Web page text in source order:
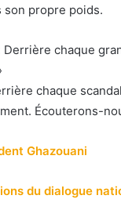
son propre poids.
Derrière chaque
chaque
Écouterons-
Ghazouani
du dialogue